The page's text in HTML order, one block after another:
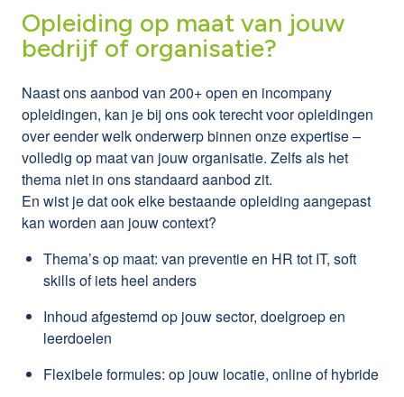
Opleiding op maat van jouw
bedrijf of organisatie?
Naast ons aanbod van 200+ open en incompany
opleidingen, kan je bij ons ook terecht voor opleidingen
over eender welk onderwerp binnen onze expertise –
volledig op maat van jouw organisatie. Zelfs als het
thema niet in ons standaard aanbod zit.
En wist je dat ook elke bestaande opleiding aangepast
kan worden aan jouw context?
Thema’s op maat: van preventie en HR tot IT, soft
skills of iets heel anders
Inhoud afgestemd op jouw sector, doelgroep en
leerdoelen
Flexibele formules: op jouw locatie, online of hybride